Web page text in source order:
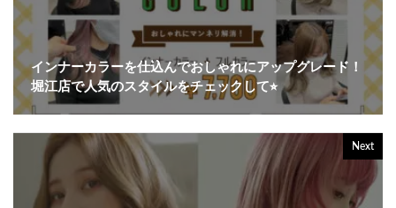
インナーカラーを仕込んでおしゃれにアップグレード！
堀江店で人気のスタイルをチェックして⭐︎
Next